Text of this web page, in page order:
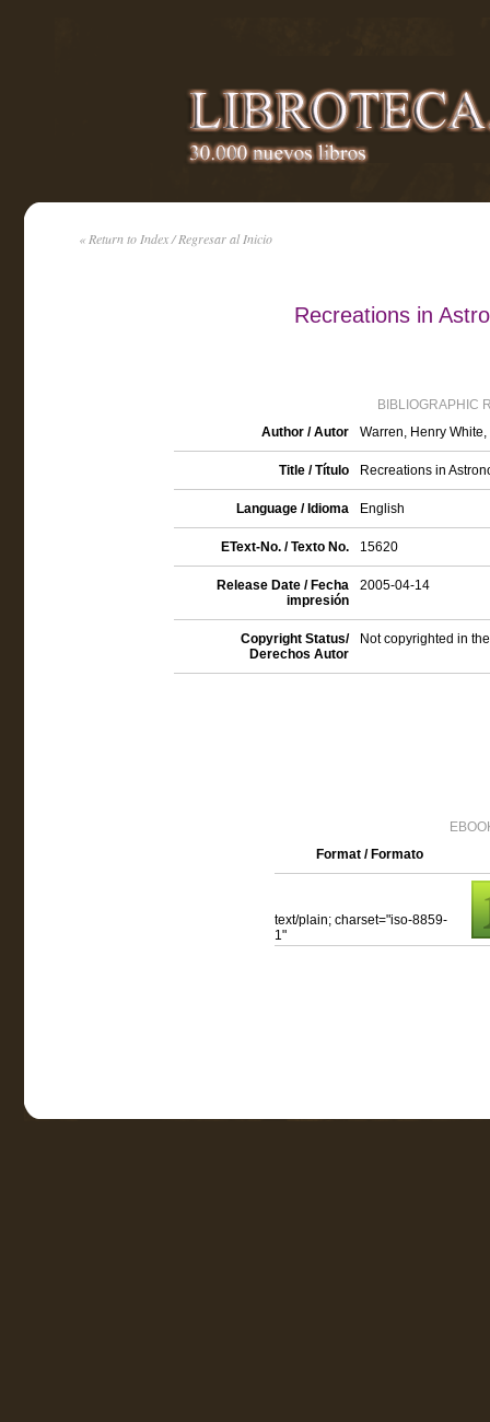
« Return to Index / Regresar al Inicio
Recreations in
BIBLIOGRAPHIC
Author / Autor
Warren, Henry
Title / Título Recreations in
Language / Idioma English
EText-No. / Texto No. 15620
Release Date / Fecha
impresión
2005-04-14
Copyright Status/
Derechos Autor
Not copyrighted in
Format / Formato
text/plain; charset="iso-8859-
1"